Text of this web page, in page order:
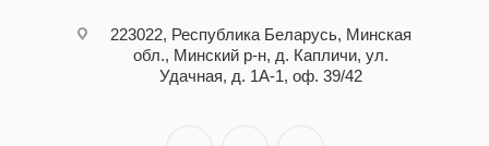
223022, Республика Беларусь, Минская
обл., Минский р-н, д. Капличи, ул.
Удачная, д. 1А-1, оф. 39/42